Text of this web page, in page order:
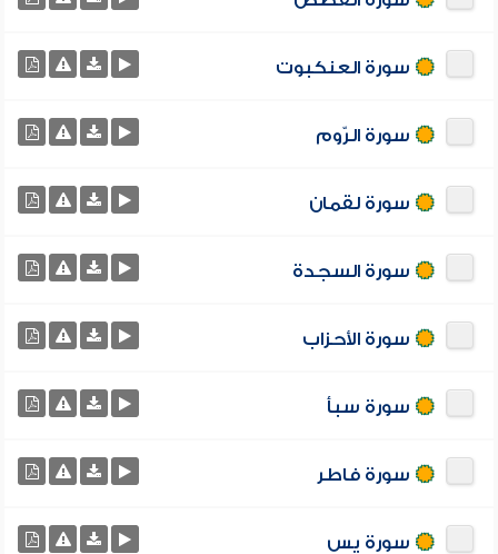
سورة العنكبوت
سورة الرّوم
سورة لقمان
سورة السجدة
سورة الأحزاب
سورة سبأ
سورة فاطر
سورة يس